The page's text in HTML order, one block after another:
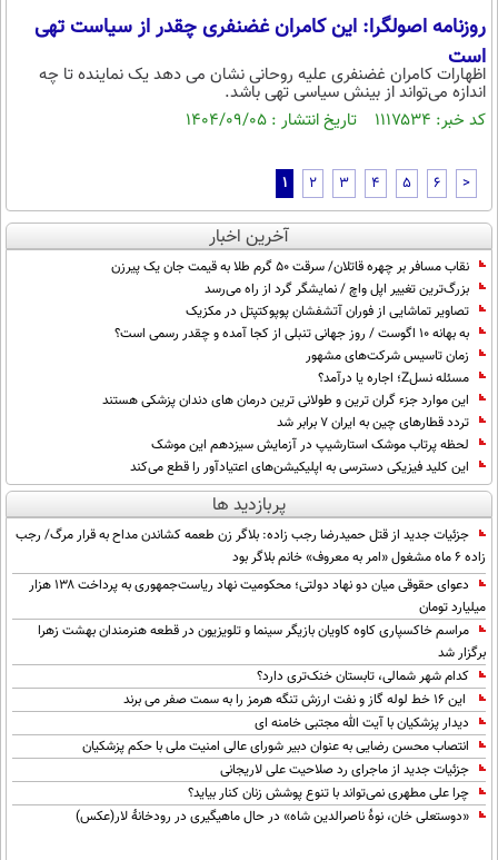
روزنامه اصولگرا: این کامران غضنفری چقدر از سیاست تهی
است
اظهارات کامران غضنفری علیه روحانی نشان می دهد یک نماینده تا چه
اندازه می‌تواند از بینش سیاسی تهی باشد.
کد خبر: ۱۱۱۷۵۳۴ تاریخ انتشار : ۱۴۰۴/۰۹/۰۵
1 2 3 4 5 6 >
آخرین اخبار
نقاب مسافر بر چهره قاتلان/ سرقت ۵۰ گرم طلا به قیمت جان یک پیرزن
بزرگ‌ترین تغییر اپل واچ / نمایشگر گرد از راه می‌رسد
تصاویر تماشایی از فوران آتشفشان پوپوکتپتل در مکزیک
به بهانه 10 اگوست / روز جهانی تنبلی از کجا آمده و چقدر رسمی است؟
زمان تاسیس شرکت‌های مشهور
مسئله نسلZ؛ اجاره یا درآمد؟
این موارد جزء گران ترین و طولانی ترین درمان های دندان پزشکی هستند
تردد قطارهای چین به ایران 7 برابر شد
لحظه پرتاب موشک استارشیپ در آزمایش سیزدهم این موشک
این کلید فیزیکی دسترسی به اپلیکیشن‌های اعتیادآور را قطع می‌کند
پربازدید ها
جزئیات جدید از قتل حمیدرضا رجب زاده: بلاگر زن طعمه کشاندن مداح به قرار مرگ/ رجب
زاده 6 ماه مشغول «امر به معروف» خانم بلاگر بود
دعوای حقوقی میان دو نهاد دولتی؛ محکومیت نهاد ریاست‌جمهوری به پرداخت ۱۳۸ هزار
میلیارد تومان
مراسم خاکسپاری کاوه کاویان بازیگر سینما و تلویزیون در قطعه هنرمندان بهشت زهرا
برگزار شد
کدام شهر شمالی، تابستان خنک‌تری دارد؟
این 16 خط لوله گاز و نفت ارزش تنگه هرمز را به سمت صفر می برند
دیدار پزشکیان با آیت الله مجتبی خامنه ای
انتصاب محسن رضایی به عنوان دبیر شورای عالی امنیت ملی با حکم پزشکیان
جزئیات جدید از ماجرای رد صلاحیت علی لاریجانی
چرا علی مطهری نمی‌تواند با تنوع پوشش زنان کنار بیاید؟
«دوستعلی خان، نوۀ ناصرالدین شاه» در حال ماهیگیری در رودخانۀ لار(عکس)